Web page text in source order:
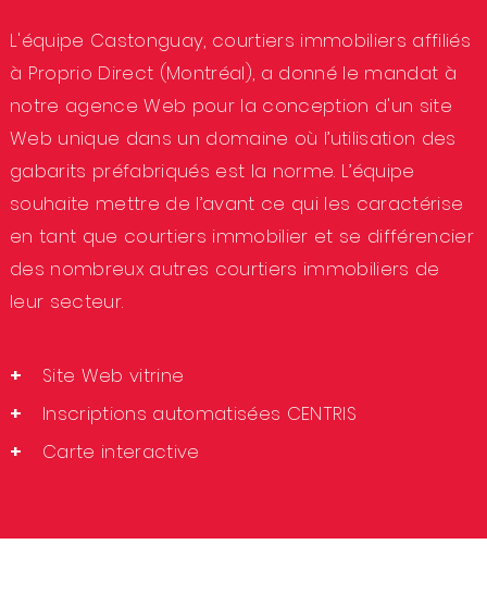
L'équipe Castonguay, courtiers immobiliers affiliés
à Proprio Direct (Montréal), a donné le mandat à
notre agence Web pour la conception d'un site
Web unique dans un domaine où l’utilisation des
gabarits préfabriqués est la norme. L’équipe
souhaite mettre de l’avant ce qui les caractérise
en tant que courtiers immobilier et se différencier
des nombreux autres courtiers immobiliers de
leur secteur.
Site Web vitrine
Inscriptions automatisées CENTRIS
Carte interactive